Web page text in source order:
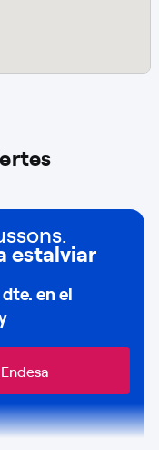
estalviar
en el